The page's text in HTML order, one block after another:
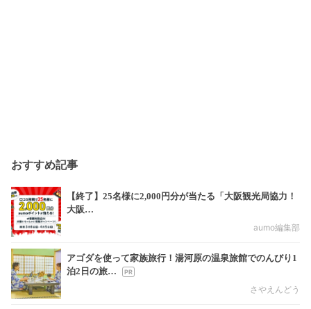
おすすめ記事
【終了】25名様に2,000円分が当たる「大阪観光局協力！
大阪…
aumo編集部
アゴダを使って家族旅行！湯河原の温泉旅館でのんびり1
泊2日の旅…
さやえんどう